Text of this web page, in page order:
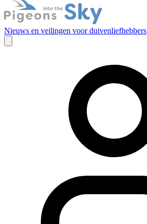
Nieuws en veilingen voor duivenliefhebbers